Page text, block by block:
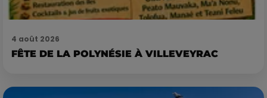
4 août 2026
FÊTE DE LA POLYNÉSIE À VILLEVEYRAC